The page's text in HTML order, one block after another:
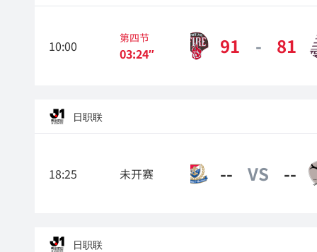
10:00 第四节
03:24″
波特兰火焰 91 - 81
日职联
18:25 未开赛
横滨水手 -- VS --
日职联